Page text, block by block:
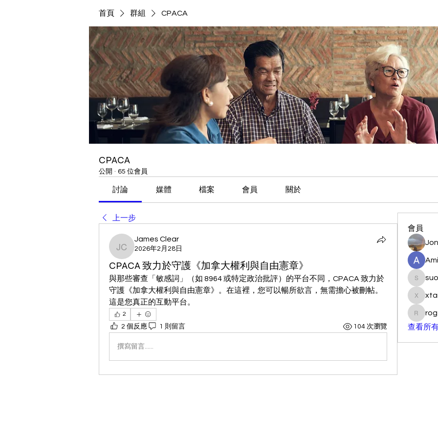
首頁 群組 CPACA
CPACA
公開 · 65 位會員
討論 媒體 檔案 會員 關於
上一步
James Clear
James Clear
2026年2月28日
CPACA 致力於守護《加拿大權利與自由憲章》
與那些審查「敏感詞」（如 8964 或特定政治批評）的平台不同，CPACA 致力於
守護《加拿大權利與自由憲章》。在這裡，您可以暢所欲言，無需擔心被刪帖。
這是您真正的互動平台。
2
2 個反應 1 則留言 104 次瀏覽
撰寫留言......
會員
xtancer
查看所